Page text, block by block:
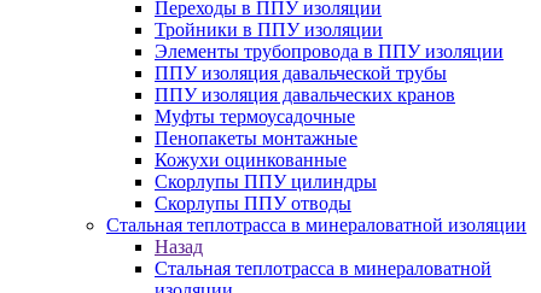
Переходы в ППУ изоляции
Тройники в ППУ изоляции
Элементы трубопровода в ППУ изоляции
ППУ изоляция давальческой трубы
ППУ изоляция давальческих кранов
Муфты термоусадочные
Пенопакеты монтажные
Кожухи оцинкованные
Скорлупы ППУ цилиндры
Скорлупы ППУ отводы
Стальная теплотрасса в минераловатной изоляции
Назад
Стальная теплотрасса в минераловатной